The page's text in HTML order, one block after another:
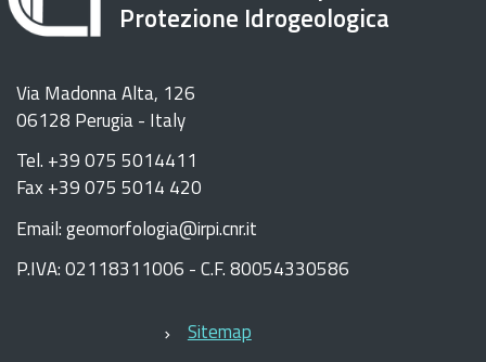
Protezione Idrogeologica
Via Madonna Alta, 126
06128 Perugia - Italy
Tel. +39 075 5014411
Fax +39 075 5014 420
Email: geomorfologia@irpi.cnr.it
P.IVA: 02118311006 - C.F. 80054330586
Sitemap